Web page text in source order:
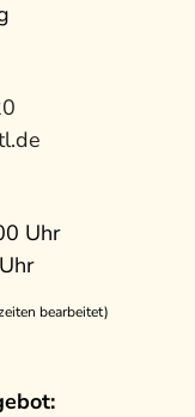
Uhr
bearbeitet)